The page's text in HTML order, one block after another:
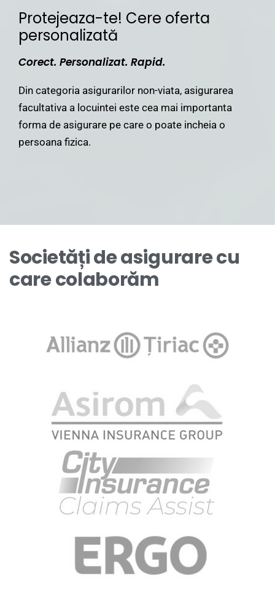
Protejeaza-te! Cere oferta
personalizată
Corect. Personalizat. Rapid.
Din categoria asigurarilor non-viata, asigurarea
facultativa a locuintei este cea mai importanta
forma de asigurare pe care o poate incheia o
persoana fizica.
Societăți de asigurare cu
care colaborăm